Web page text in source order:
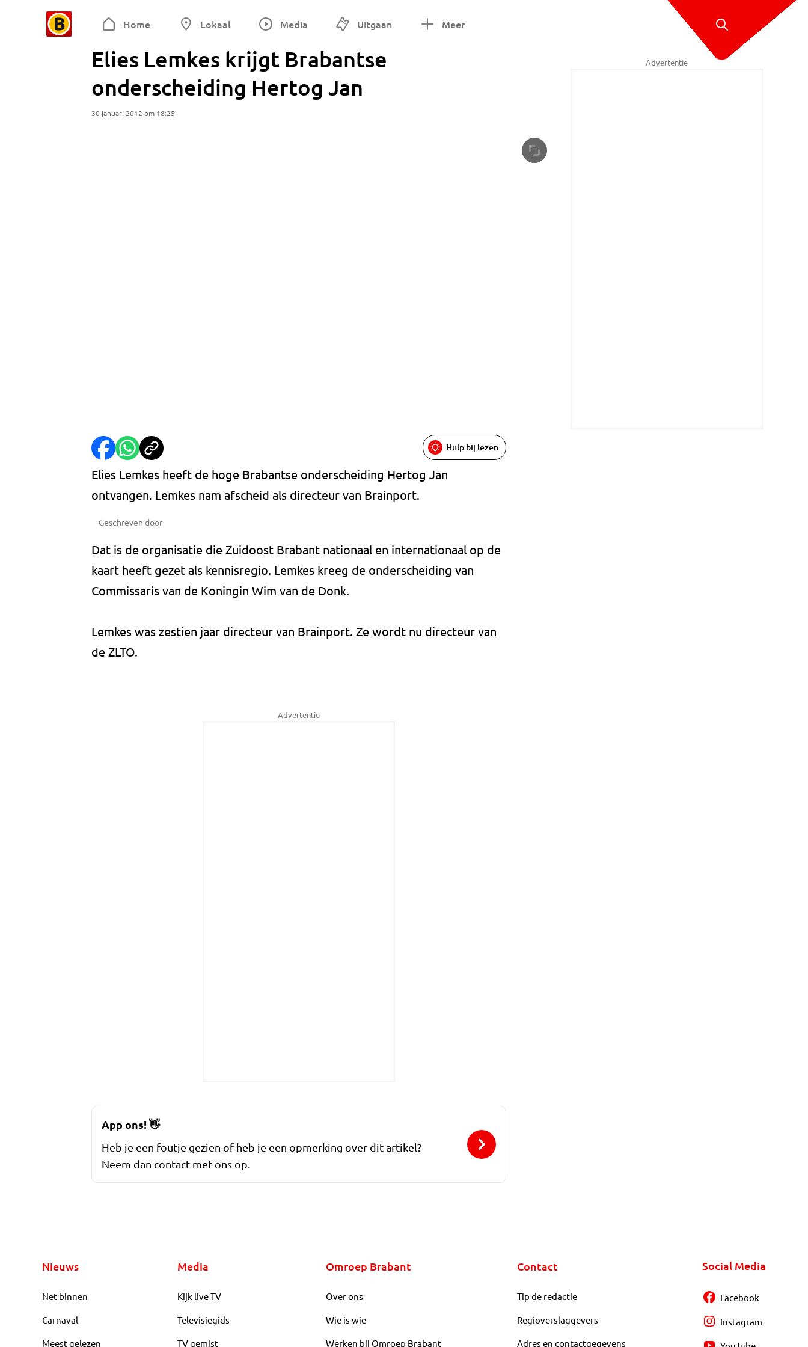
Home Lokaal Media Uitgaan Meer
Elies Lemkes krijgt Brabantse
onderscheiding Hertog Jan
30 januari 2012 om 18:25
Hulp bij lezen
Elies Lemkes heeft de hoge Brabantse onderscheiding Hertog Jan
ontvangen. Lemkes nam afscheid als directeur van Brainport.
Geschreven door
Dat is de organisatie die Zuidoost Brabant nationaal en internationaal op de
kaart heeft gezet als kennisregio. Lemkes kreeg de onderscheiding van
Commissaris van de Koningin Wim van de Donk.
Lemkes was zestien jaar directeur van Brainport. Ze wordt nu directeur van
de ZLTO.
Advertentie
Advertentie
App ons!👋
Heb je een foutje gezien of heb je een opmerking over dit artikel?
Neem dan contact met ons op.
Nieuws
Net binnen
Carnaval
Meest gelezen
Media
Kijk live TV
Televisiegids
TV gemist
Omroep Brabant
Over ons
Wie is wie
Werken bij Omroep Brabant
Contact
Tip de redactie
Regioverslaggevers
Adres en contactgegevens
Social Media
Facebook
Instagram